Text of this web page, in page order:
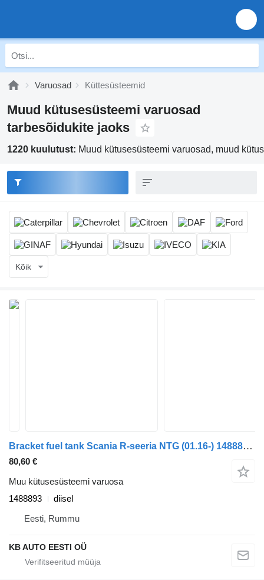
Varuosad Küttesüsteemid
Muud kütusesüsteemi varuosad
tarbesõidukite jaoks
1220 kuulutust: Muud kütusesüsteemi varuosad, muud
Kõik
Bracket fuel tank Scania R-seeria NTG (01.16-) 1488893 tüübi jaoks veoauto Scania R-Series NTG (01.16-)
80,60 €
Muu kütusesüsteemi varuosa
1488893
diisel
Eesti, Rummu
KB AUTO EESTI OÜ